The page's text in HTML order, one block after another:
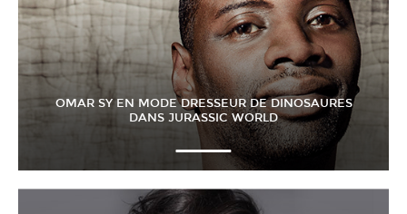
OMAR SY EN MODE DRESSEUR DE DINOSAURES
DANS JURASSIC WORLD